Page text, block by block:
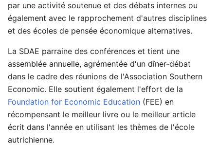
par une activité soutenue et des débats internes ou
également avec le rapprochement d'autres disciplines
et des écoles de pensée économique alternatives.
La SDAE parraine des conférences et tient une
assemblée annuelle, agrémentée d'un dîner-débat
dans le cadre des réunions de l'Association Southern
Economic. Elle soutient également l'effort de la
Foundation for Economic Education (FEE) en
récompensant le meilleur livre ou le meilleur article
écrit dans l'année en utilisant les thèmes de l'école
autrichienne.